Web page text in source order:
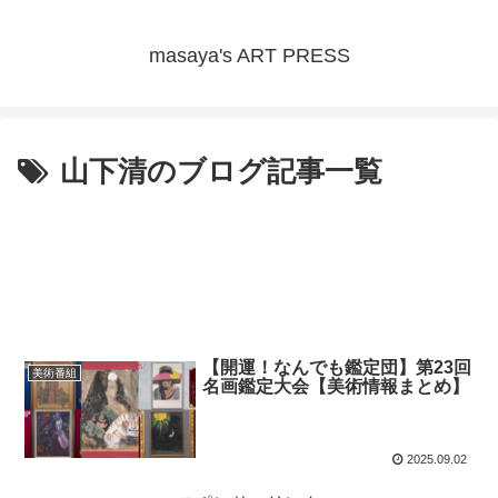
masaya's ART PRESS
山下清のブログ記事一覧
美術番組
【開運！なんでも鑑定団】第23回
名画鑑定大会【美術情報まとめ】
2025.09.02